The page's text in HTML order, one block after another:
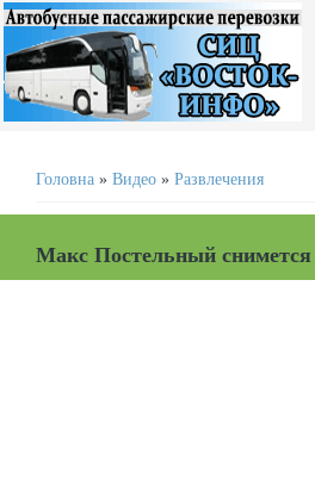
Головна » Видео » Развлечения
Макс Постельный снимется